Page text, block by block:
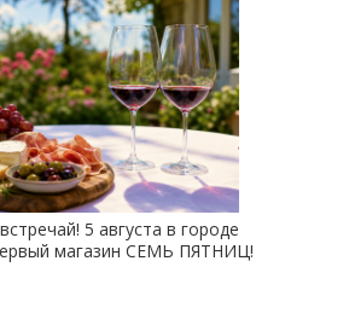
5 августа в городе
магазин СЕМЬ ПЯТНИЦ!